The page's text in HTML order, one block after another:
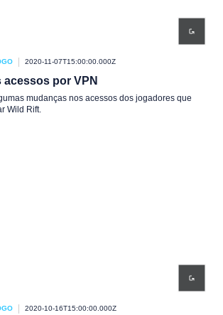
2020-11-07T15:00:00.000Z
acessos por VPN
mudanças nos acessos dos jogadores que
Wild Rift.
2020-10-16T15:00:00.000Z